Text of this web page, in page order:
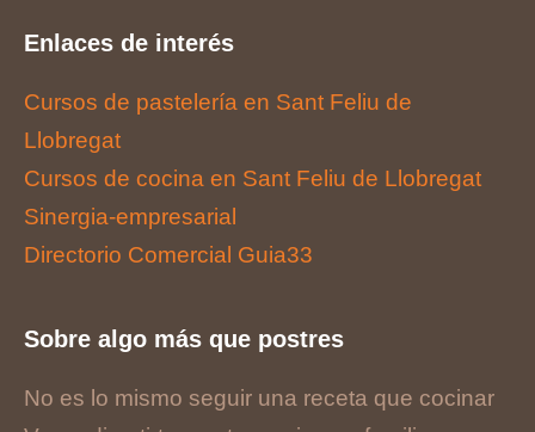
Enlaces de interés
Cursos de pastelería en Sant Feliu de
Llobregat
Cursos de cocina en Sant Feliu de Llobregat
Sinergia-empresarial
Directorio Comercial Guia33
Sobre algo más que postres
No es lo mismo seguir una receta que cocinar